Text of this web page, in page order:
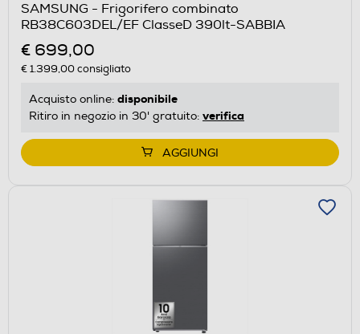
SAMSUNG - Frigorifero combinato
RB38C603DEL/EF ClasseD 390lt-SABBIA
€ 699,00
€ 1.399,00consigliato
Acquisto online: disponibile
Ritiro in negozio in 30' gratuito: verifica
AGGIUNGI